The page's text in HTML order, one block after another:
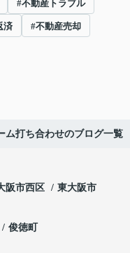
#不動産トラブル
済 #不動産売却
ム打ち合わせのブログ一覧
阪市西区 東大阪市
俊徳町